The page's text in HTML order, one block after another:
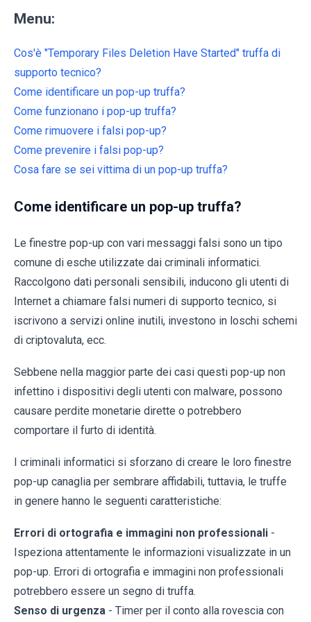
Menu:
Cos'è "Temporary Files Deletion Have Started" truffa di
supporto tecnico?
Come identificare un pop-up truffa?
Come funzionano i pop-up truffa?
Come rimuovere i falsi pop-up?
Come prevenire i falsi pop-up?
Cosa fare se sei vittima di un pop-up truffa?
Come identificare un pop-up truffa?
Le finestre pop-up con vari messaggi falsi sono un tipo
comune di esche utilizzate dai criminali informatici.
Raccolgono dati personali sensibili, inducono gli utenti di
Internet a chiamare falsi numeri di supporto tecnico, si
iscrivono a servizi online inutili, investono in loschi schemi
di criptovaluta, ecc.
Sebbene nella maggior parte dei casi questi pop-up non
infettino i dispositivi degli utenti con malware, possono
causare perdite monetarie dirette o potrebbero
comportare il furto di identità.
I criminali informatici si sforzano di creare le loro finestre
pop-up canaglia per sembrare affidabili, tuttavia, le truffe
in genere hanno le seguenti caratteristiche:
Errori di ortografia e immagini non professionali -
Ispeziona attentamente le informazioni visualizzate in un
pop-up. Errori di ortografia e immagini non professionali
potrebbero essere un segno di truffa.
Senso di urgenza - Timer per il conto alla rovescia con